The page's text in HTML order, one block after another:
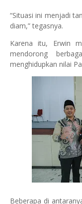
“Situasi ini menjadi
diam,” tegasnya.
Karena itu, Erwin
mendorong
menghidupkan nilai
Beberapa di